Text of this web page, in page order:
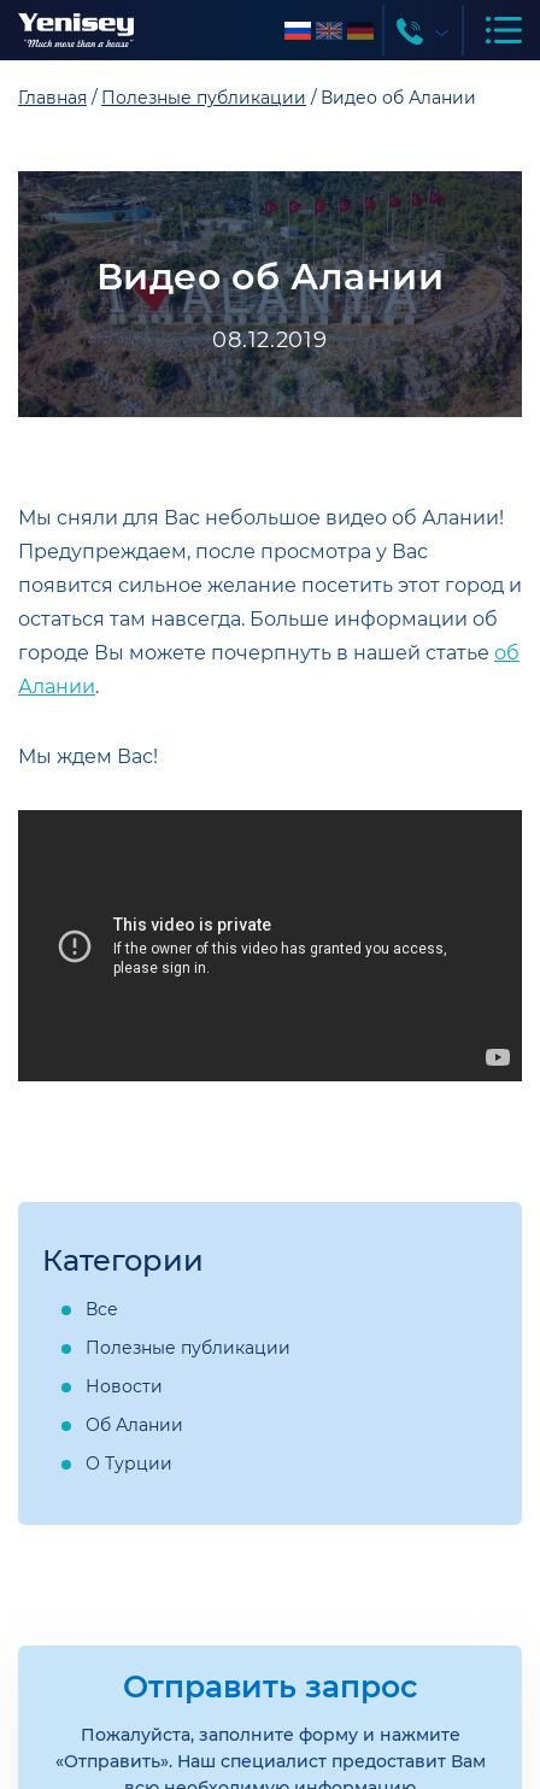
Главная Полезные публикации Видео об Алании
Видео об Алании
08.12.2019
Мы сняли для Вас небольшое видео об Алании!
Предупреждаем, после просмотра у Вас
появится сильное желание посетить этот город и
остаться там навсегда. Больше информации об
городе Вы можете почерпнуть в нашей статье об
Алании.
Мы ждем Вас!
Категории
Все
Полезные публикации
Новости
Об Алании
О Турции
Отправить запрос
Пожалуйста, заполните форму и нажмите
«Отправить». Наш специалист предоставит Вам